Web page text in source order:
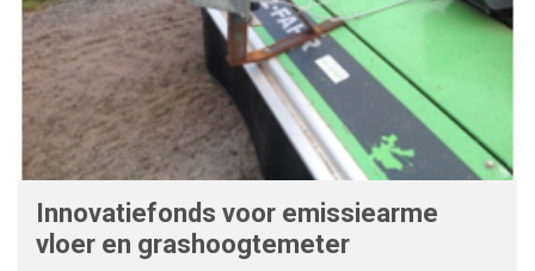
Innovatiefonds voor emissiearme
vloer en grashoogtemeter